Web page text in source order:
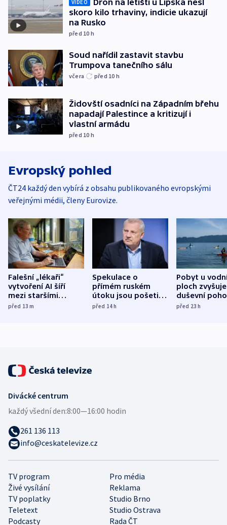
VIDEO
Dron na letišti u Lipska nesl
skoro kilo trhaviny, indicie ukazují
na Rusko
před 10 h
Soud nařídil zastavit stavbu
Trumpova tanečního sálu
včera před 10 h
Židovští osadníci na Západním břehu
napadají Palestince a kritizují i
vlastní armádu
před 10 h
Evropský pohled
ČT24 každý den vybírá z obsahu publikovaného evropskými
veřejnými médii, členy Eurovize.
Falešní „lékaři“
vytvoření AI šíří
mezi staršími
Poláky nebezpečné
před 13m
Spekulace o
přímém ruském
útoku jsou pošetilé,
míní estonský
před 14h
Pobyt u
ploch zvyšuje
duševní
ukázala
před 23h
TV program
Pro média
Živé vysílání
Reklama
TV poplatky
Studio Brno
Teletext
Studio Ostrava
Podcasty
Rada ČT
Divácké centrum
každý všední den:8:00—16:00 hodin
261 136 113
info@ceskatelevize.cz